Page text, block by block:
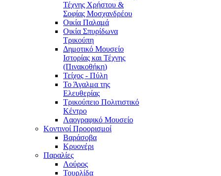
Τέχνης Χρήστου &
Σοφίας Μοσχανδρέου
Οικία Παλαμά
Οικία Σπυρίδωνα
Τρικούπη
Δημοτικό Μουσείο
Ιστορίας και Τέχνης
(Πινακοθήκη)
Τείχος - Πύλη
Το Άγαλμα της
Ελευθερίας
Τρικούπειο Πολιτιστικό
Κέντρο
Λαογραφικό Μουσείο
Κοντινοί Προορισμοί
Βαράσοβα
Κρυονέρι
Παραλίες
Λούρος
Τουρλίδα